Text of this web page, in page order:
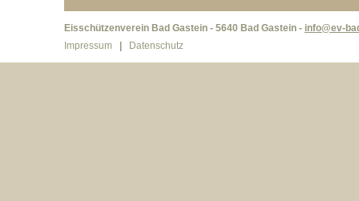
Eisschützenverein Bad Gastein - 5640 Bad Gastein - info@ev-
Impressum
Datenschutz